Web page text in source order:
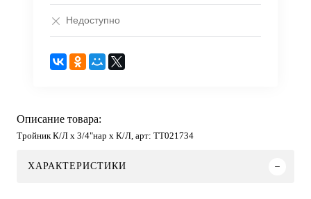
Недоступно
Описание товара:
Тройник К/Л х 3/4"нар х К/Л, арт: TT021734
ХАРАКТЕРИСТИКИ